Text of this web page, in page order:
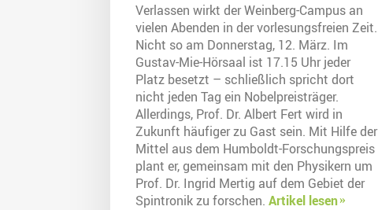
Verlassen wirkt der Weinberg-Campus an
vielen Abenden in der vorlesungsfreien Zeit.
Nicht so am Donnerstag, 12. März. Im
Gustav-Mie-Hörsaal ist 17.15 Uhr jeder
Platz besetzt – schließlich spricht dort
nicht jeden Tag ein Nobelpreisträger.
Allerdings, Prof. Dr. Albert Fert wird in
Zukunft häufiger zu Gast sein. Mit Hilfe der
Mittel aus dem Humboldt-Forschungspreis
plant er, gemeinsam mit den Physikern um
Prof. Dr. Ingrid Mertig auf dem Gebiet der
Spintronik zu forschen. Artikel lesen